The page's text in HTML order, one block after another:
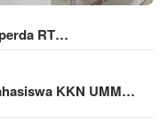
RT…
KKN UMM…